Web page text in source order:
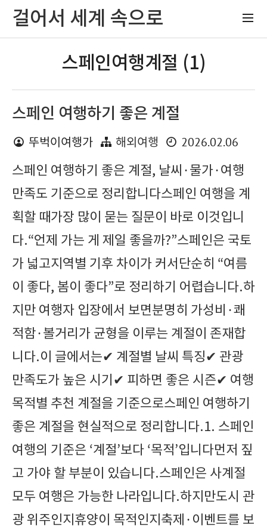
걸어서 세계 속으로
스페인여행계절 (1)
스페인 여행하기 좋은 계절
뚜벅이여행가 해외여행
2026.02.06
스페인 여행하기 좋은 계절, 날씨·물가·여행
만족도 기준으로 정리합니다스페인 여행을 계
획할 때가장 많이 묻는 질문이 바로 이것입니
다.“언제 가는 게 제일 좋을까?”스페인은 국토
가 넓고지역별 기후 차이가 커서단순히 “여름
이 좋다, 봄이 좋다”로 정리하기 어렵습니다.하
지만 여행자 입장에서 보면분명히 가성비·쾌
적함·볼거리가 균형을 이루는 계절이 존재합
니다.이 글에서는✔ 계절별 날씨 특징✔ 관광
만족도가 높은 시기✔ 피하면 좋은 시즌✔ 여행
목적별 추천 계절을 기준으로스페인 여행하기
좋은 계절을 현실적으로 정리합니다.1. 스페인
여행의 기준은 ‘계절’보다 ‘목적’입니다먼저 짚
고 가야 할 부분이 있습니다.스페인은 사계절
모두 여행은 가능한 나라입니다.하지만도시 관
광 위주인지휴양이 목적인지축제·이벤트를 보